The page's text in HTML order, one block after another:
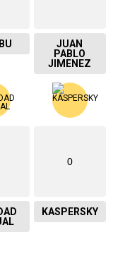
JUAN
PABLO
JIMENEZ
0
KASPERSKY